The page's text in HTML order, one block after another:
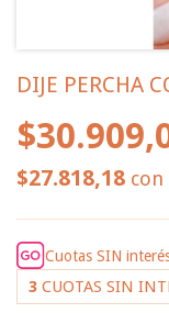
DIJE PERCHA
$27.818,18 con
Cuotas SIN
3 CUOTAS SIN